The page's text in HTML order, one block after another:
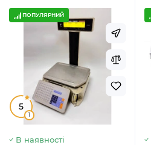
5
1
ПОПУЛЯРНИЙ
В наявності